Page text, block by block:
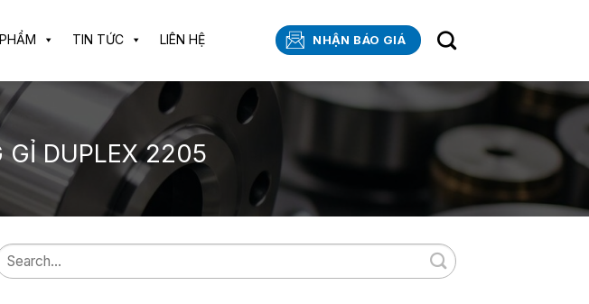
TIN TỨC LIÊN HỆ NHẬN BÁO GIÁ
GỈ DUPLEX 2205